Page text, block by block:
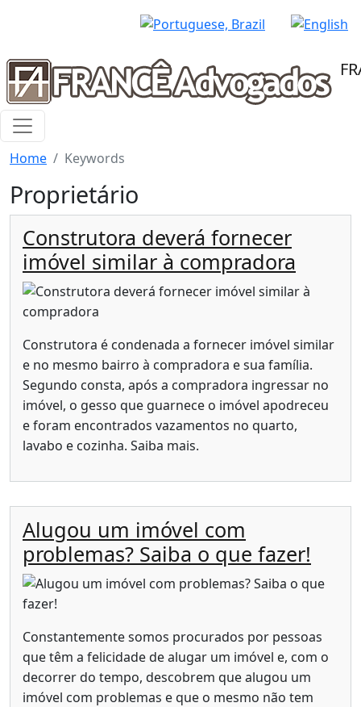
Home Keywords
Proprietário
Construtora deverá fornecer
imóvel similar à compradora
Construtora é condenada a fornecer imóvel similar
e no mesmo bairro à compradora e sua família.
Segundo consta, após a compradora ingressar no
imóvel, o gesso que guarnece o imóvel apodreceu
e foram encontrados vazamentos no quarto,
lavabo e cozinha. Saiba mais.
Alugou um imóvel com
problemas? Saiba o que fazer!
Constantemente somos procurados por pessoas
que têm a felicidade de alugar um imóvel e, com o
decorrer do tempo, descobrem que alugou um
imóvel com problemas e que o mesmo não tem